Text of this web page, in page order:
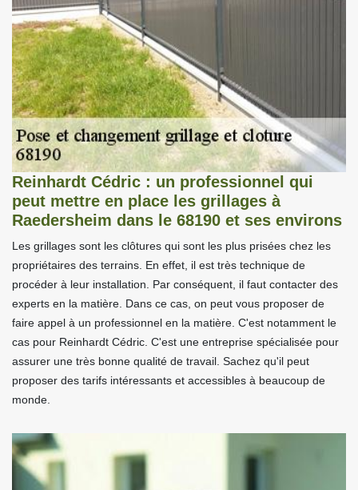
Reinhardt Cédric : un professionnel qui
peut mettre en place les grillages à
Raedersheim dans le 68190 et ses environs
Les grillages sont les clôtures qui sont les plus prisées chez les
propriétaires des terrains. En effet, il est très technique de
procéder à leur installation. Par conséquent, il faut contacter des
experts en la matière. Dans ce cas, on peut vous proposer de
faire appel à un professionnel en la matière. C'est notamment le
cas pour Reinhardt Cédric. C'est une entreprise spécialisée pour
assurer une très bonne qualité de travail. Sachez qu'il peut
proposer des tarifs intéressants et accessibles à beaucoup de
monde.